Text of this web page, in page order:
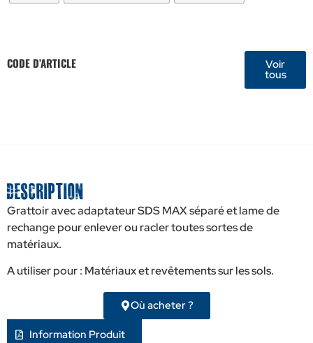
CODE D’ARTICLE Voir
tous
Description
Grattoir avec adaptateur SDS MAX séparé et lame de
rechange pour enlever ou racler toutes sortes de
matériaux.
A utiliser pour : Matériaux et revêtements sur les sols.
Où acheter ?
Information Produit